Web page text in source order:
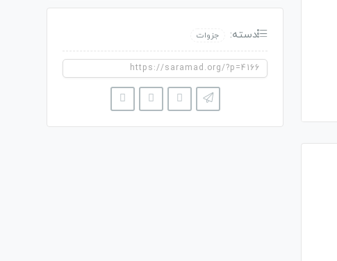
دسته: جزوات